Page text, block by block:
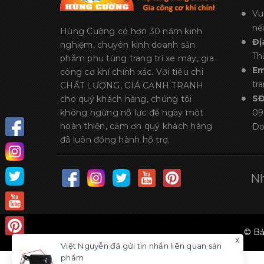
Hùng Cường có hơn 30 năm kinh
nghiệm, chuyên kinh doanh sản
phẩm phụ tùng trang trí xe máy, gia
công cơ khí chính xác. Với tiêu chi
CHẤT LƯỢNG, GIÁ CẠNH TRANH
cho quý khách hàng, chúng tôi
không ngừng nỗ lực để ngày một
hoàn thiện, cảm ơn quý khách hàng
đã luôn đồng hành hỗ trợ.
©
x
Việt Nguyễn đã gửi tin nhắn liên quan sản
phẩm